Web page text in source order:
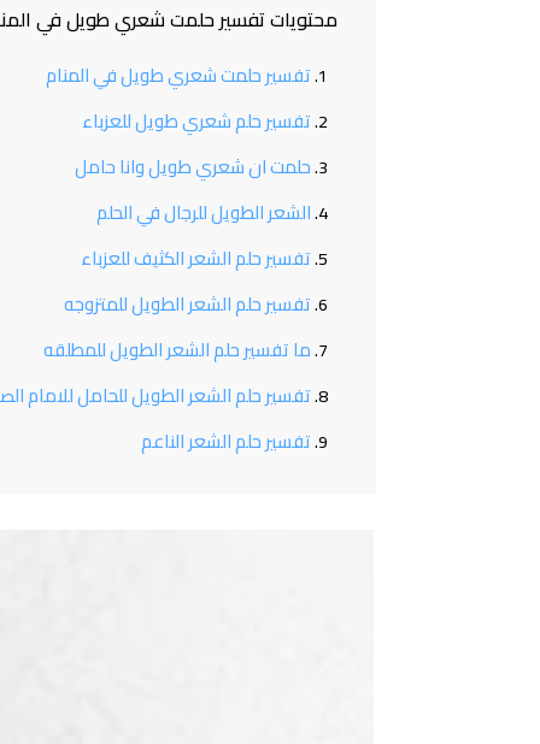
محتويات تفسير حلمت شعري طويل في
تفسير حلمت شعري طويل في المنام
تفسير حلم شعري طويل للعزباء
حلمت ان شعري طويل وانا حامل
الشعر الطويل للرجال في الحلم
تفسير حلم الشعر الكثيف للعزباء
تفسير حلم الشعر الطويل للمتزوجه
ما تفسير حلم الشعر الطويل للمطلقه
تفسير حلم الشعر الطويل للحامل للامام
تفسير حلم الشعر الناعم